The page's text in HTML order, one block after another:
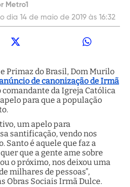
Metro1
dia 14 de maio de 2019 às 16:32
Primaz do Brasil, Dom Murilo
de canonização de Irmã
comandante da Igreja Católica
para que a população
um apelo para
santificação, vendo nos
Santo é aquele que faz a
que a gente ame sobre
o próximo, nos deixou uma
milhares de pessoas”,
Obras Sociais Irmã Dulce.